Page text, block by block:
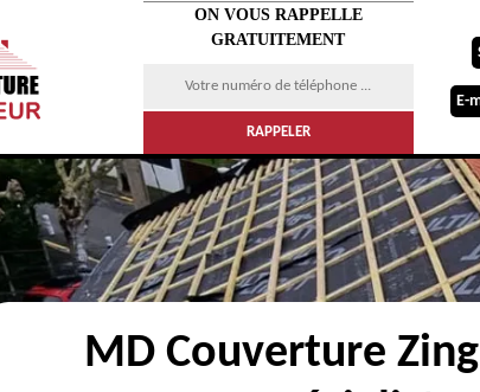
ON VOUS RAPPELLE
GRATUITEMENT
E-
MD Couverture